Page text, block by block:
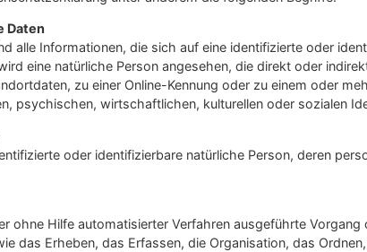
Daten
alle Informationen, die sich auf eine identifizierte oder
eine natürliche Person angesehen, die direkt oder
zu einer Online-Kennung oder zu einem oder
psychischen, wirtschaftlichen, kulturellen oder sozialen
oder identifizierbare natürliche Person, deren
ohne Hilfe automatisierter Verfahren ausgeführte
das Erheben, das Erfassen, die Organisation, das